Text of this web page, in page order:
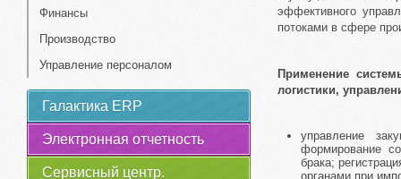
эффективного
потоками в сфере
Применение
логистики,
управление
формирование
брака;
органами при
Финансы
Производство
Управление персоналом
Галактика ERP
Электронная отчетность
Сервисный центр.